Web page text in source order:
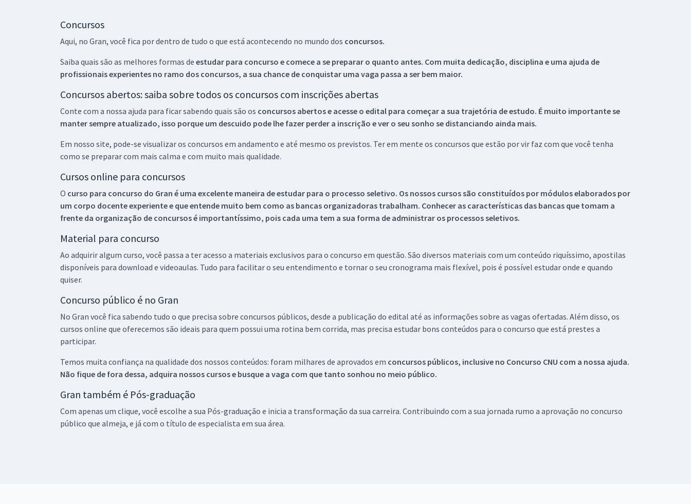
Concursos
Aqui, no Gran, você fica por dentro de tudo o que está acontecendo no mundo dos concursos.
Saiba quais são as melhores formas de estudar para concurso e comece a se preparar o quanto antes. Com muita dedicação, disciplina e uma ajuda de
profissionais experientes no ramo dos concursos, a sua chance de conquistar uma vaga passa a ser bem maior.
Concursos abertos: saiba sobre todos os concursos com inscrições abertas
Conte com a nossa ajuda para ficar sabendo quais são os concursos abertos e acesse o edital para começar a sua trajetória de estudo. É muito importante se
manter sempre atualizado, isso porque um descuido pode lhe fazer perder a inscrição e ver o seu sonho se distanciando ainda mais.
Em nosso site, pode-se visualizar os concursos em andamento e até mesmo os previstos. Ter em mente os concursos que estão por vir faz com que você tenha
como se preparar com mais calma e com muito mais qualidade.
Cursos online para concursos
O curso para concurso do Gran é uma excelente maneira de estudar para o processo seletivo. Os nossos cursos são constituídos por módulos elaborados por
um corpo docente experiente e que entende muito bem como as bancas organizadoras trabalham. Conhecer as características das bancas que tomam a
frente da organização de concursos é importantíssimo, pois cada uma tem a sua forma de administrar os processos seletivos.
Material para concurso
Ao adquirir algum curso, você passa a ter acesso a materiais exclusivos para o concurso em questão. São diversos materiais com um conteúdo riquíssimo, apostilas
disponíveis para download e videoaulas. Tudo para facilitar o seu entendimento e tornar o seu cronograma mais flexível, pois é possível estudar onde e quando
quiser.
Concurso público é no Gran
No Gran você fica sabendo tudo o que precisa sobre concursos públicos, desde a publicação do edital até as informações sobre as vagas ofertadas. Além disso, os
cursos online que oferecemos são ideais para quem possui uma rotina bem corrida, mas precisa estudar bons conteúdos para o concurso que está prestes a
participar.
Temos muita confiança na qualidade dos nossos conteúdos: foram milhares de aprovados em concursos públicos, inclusive no Concurso CNU com a nossa ajuda.
Não fique de fora dessa, adquira nossos cursos e busque a vaga com que tanto sonhou no meio público.
Gran também é Pós-graduação
Com apenas um clique, você escolhe a sua Pós-graduação e inicia a transformação da sua carreira. Contribuindo com a sua jornada rumo a aprovação no concurso
público que almeja, e já com o título de especialista em sua área.